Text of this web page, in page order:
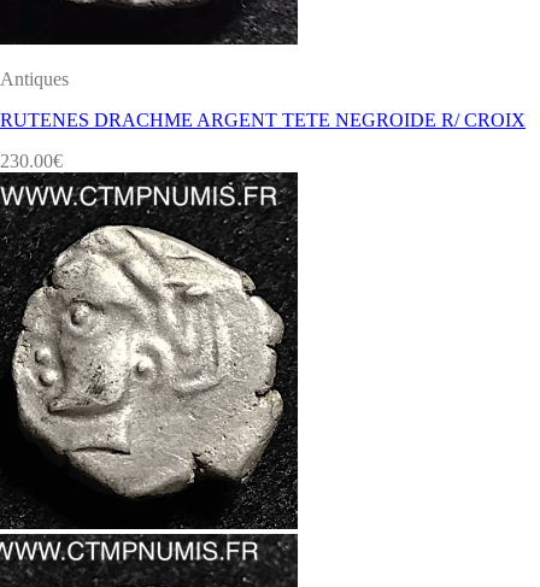
Antiques
RUTENES DRACHME ARGENT TETE NEGROIDE R/ CROIX
230.00€